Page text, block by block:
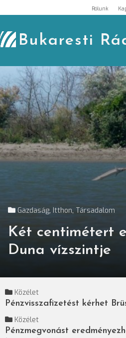
to
content
Rólunk
Bukaresti
Gazdaság, Itthon, Társadalom
Két centimétert
Duna vízszintje
Közélet
Pénzvisszafizetést kérhet
Közélet
Pénzmegvonást